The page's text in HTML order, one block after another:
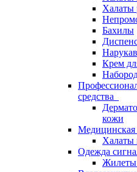
Халаты
Бахилы
Крем
средства
кожи
Медицинская
Халаты
Одежда
Жилеты